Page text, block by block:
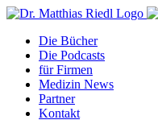
Zum
springen
Facebook
Instagram
YouTube
E-
Die Bücher
Die Podcasts
für Firmen
Medizin News
Partner
Kontakt